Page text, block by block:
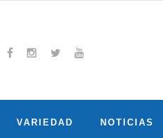
VARIEDAD NOTICIAS